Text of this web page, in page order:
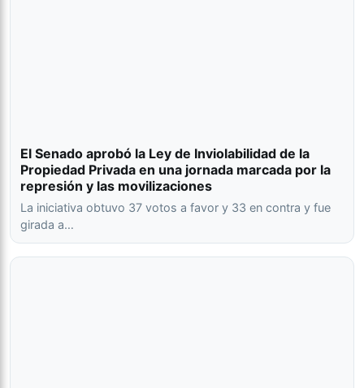
El Senado aprobó la Ley de Inviolabilidad de la
Propiedad Privada en una jornada marcada por la
represión y las movilizaciones
La iniciativa obtuvo 37 votos a favor y 33 en contra y fue
girada a…